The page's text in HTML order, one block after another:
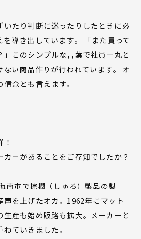
いたり判断に迷ったりしたときに必
を導き出しています。 「また買って
」このシンプルな言葉で社員一丸と
ない商品作りが行われています。 オ
念とも言えます。
カーがあることをご存知でしたか？
南市で棕櫚（しゅろ）製品の製
声を上げたオカ。1962年にマット
生産も始め販路も拡大。メーカーと
ていきました。